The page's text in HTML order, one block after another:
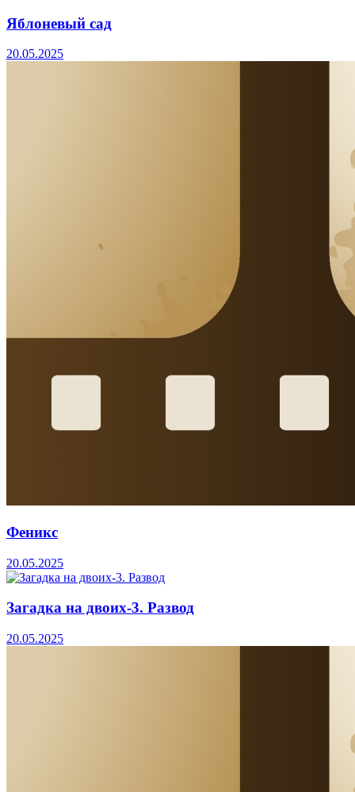
Яблоневый сад
20.05.2025
Феникс
20.05.2025
Загадка на двоих-3. Развод
20.05.2025